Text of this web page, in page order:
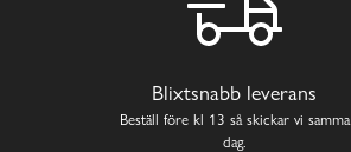
Blixtsnabb leverans
Beställ före kl 13 så skickar vi samma
dag.